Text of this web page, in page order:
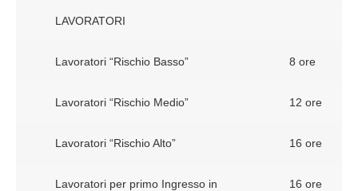
LAVORATORI
Lavoratori “Rischio Basso” 8 ore
Lavoratori “Rischio Medio” 12 ore
Lavoratori “Rischio Alto” 16 ore
Lavoratori per primo Ingresso in
16 ore